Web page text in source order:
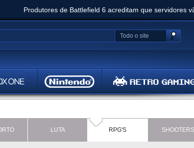
Produtores de Battlefield 6 acreditam que servidores
Clair Obscur: Expedition 33 já vendeu 5 milhões de cópias e
Metal Gear Solid
Bethesda anuncia
Todo o site
LUTA RPG'S SHOOTERS